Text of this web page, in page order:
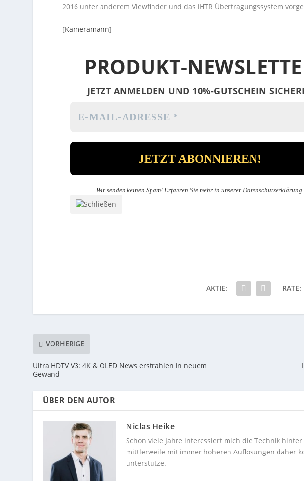
2016 unter anderem Viewfinder und das iHTR Übertragungssystem
[Kameramann]
PRODUKT-
JETZT ANMELDEN UND 10%-GUTSCHEIN
Wir senden keinen Spam! Erfahren Sie mehr in unserer Datenschutzerklärung
AKTIE: RATE:
VORHERIGE
Ultra HDTV V3: 4K & OLED News erstrahlen in neuem
Gewand
ÜBER DEN AUTOR
Niclas Heike
Schon viele Jahre interessiert mich die Technik
mittlerweile mit immer höheren Auflösungen daher
unterstütze.